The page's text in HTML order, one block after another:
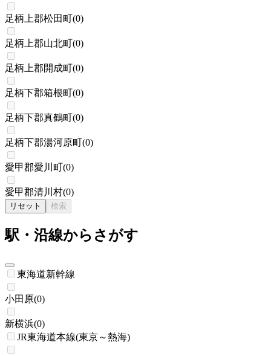
足柄上郡松田町(0)
足柄上郡山北町(0)
足柄上郡開成町(0)
足柄下郡箱根町(0)
足柄下郡真鶴町(0)
足柄下郡湯河原町(0)
愛甲郡愛川町(0)
愛甲郡清川村(0)
リセット 検索
駅・沿線からさがす
東海道新幹線
小田原(0)
新横浜(0)
JR東海道本線(東京～熱海)